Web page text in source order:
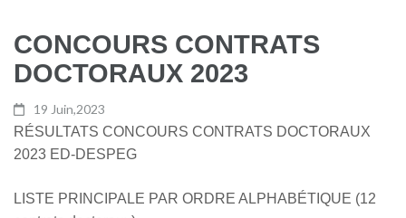
CONCOURS CONTRATS
DOCTORAUX 2023
19 Juin,2023
RÉSULTATS CONCOURS CONTRATS DOCTORAUX
2023 ED-DESPEG
LISTE PRINCIPALE PAR ORDRE ALPHABÉTIQUE (12